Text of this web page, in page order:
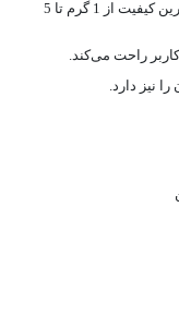
ترازو آشپزخانه مدل EK5556 فرولیک (Frolic) با بهترین کیفیت از 1 گرم تا 5
کاربر راحت می‌کند.
نیز دارد.